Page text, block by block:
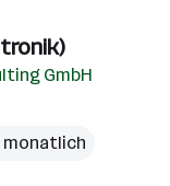
GmbH
monatlich